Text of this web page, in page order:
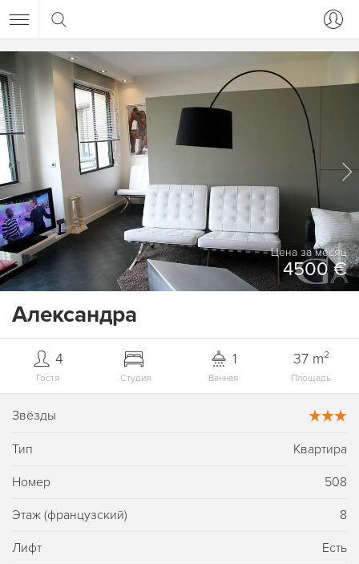
Цена за месяц
4500 €
Александра
Гостя
4
Студия Ванная
1
Площадь
37 m²
Звёзды
Тип Квартира
Номер 508
Этаж (французский) 8
Лифт Есть